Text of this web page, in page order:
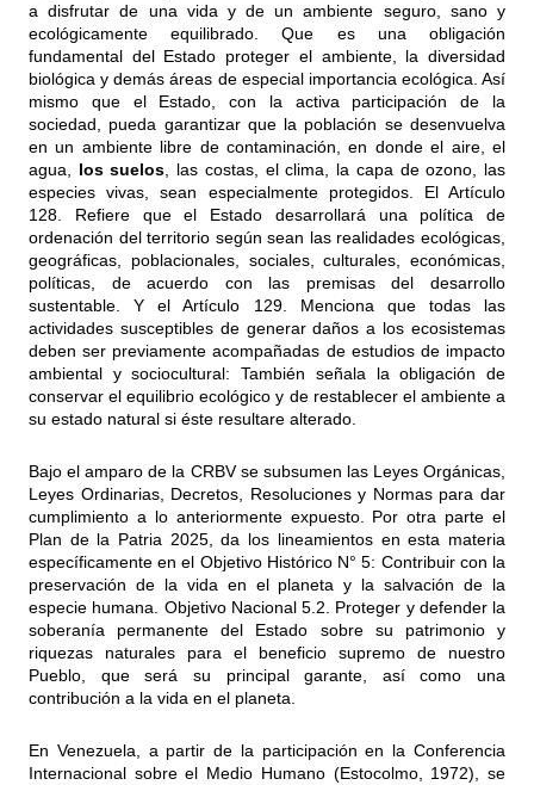
a disfrutar de una vida y de un ambiente seguro, sano y
ecológicamente equilibrado. Que es una obligación
fundamental del Estado proteger el ambiente, la diversidad
biológica y demás áreas de especial importancia ecológica. Así
mismo que el Estado, con la activa participación de la
sociedad, pueda garantizar que la población se desenvuelva
en un ambiente libre de contaminación, en donde el aire, el
agua, los suelos, las costas, el clima, la capa de ozono, las
especies vivas, sean especialmente protegidos. El Artículo
128. Refiere que el Estado desarrollará una política de
ordenación del territorio según sean las realidades ecológicas,
geográficas, poblacionales, sociales, culturales, económicas,
políticas, de acuerdo con las premisas del desarrollo
sustentable. Y el Artículo 129. Menciona que todas las
actividades susceptibles de generar daños a los ecosistemas
deben ser previamente acompañadas de estudios de impacto
ambiental y sociocultural: También señala la obligación de
conservar el equilibrio ecológico y de restablecer el ambiente a
su estado natural si éste resultare alterado.
Bajo el amparo de la CRBV se subsumen las Leyes Orgánicas,
Leyes Ordinarias, Decretos, Resoluciones y Normas para dar
cumplimiento a lo anteriormente expuesto. Por otra parte el
Plan de la Patria 2025, da los lineamientos en esta materia
específicamente en el Objetivo Histórico N° 5: Contribuir con la
preservación de la vida en el planeta y la salvación de la
especie humana. Objetivo Nacional 5.2. Proteger y defender la
soberanía permanente del Estado sobre su patrimonio y
riquezas naturales para el beneficio supremo de nuestro
Pueblo, que será su principal garante, así como una
contribución a la vida en el planeta.
En Venezuela, a partir de la participación en la Conferencia
Internacional sobre el Medio Humano (Estocolmo, 1972), se